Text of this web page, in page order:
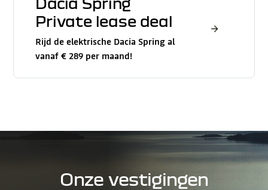
Private lease deal
Rijd de elektrische Dacia Spring al
vanaf € 289 per maand!
Onze vestigingen